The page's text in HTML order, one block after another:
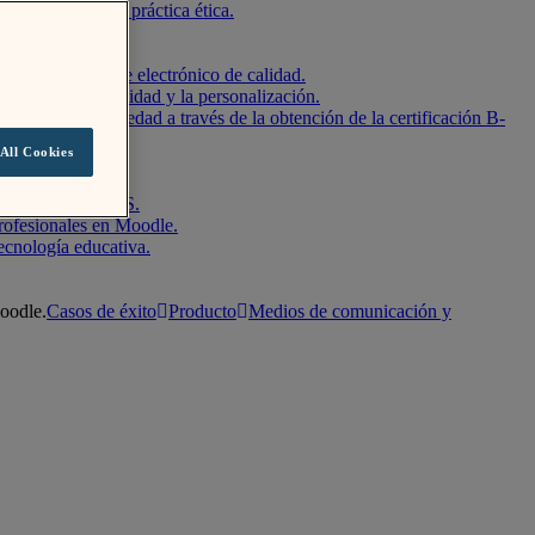
la igualdad y la práctica ética.
de aprendizaje electrónico de calidad.
la flexibilidad y la personalización.
y la sociedad a través de la obtención de la certificación B-
mundo.
Moodle LMS.
en Moodle.
educativa.
Casos de éxito Producto Medios de comunicación y
Cookies